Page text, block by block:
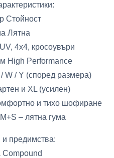
Стойност
Лятна
4x4, кросоувъри
High Performance
W / Y (според размера)
и XL (усилен)
и тихо шофиране
– лятна гума
и предимства: